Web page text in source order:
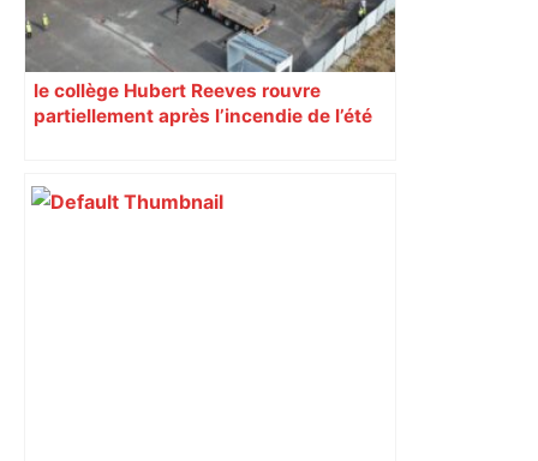
le collège Hubert Reeves rouvre
partiellement après l’incendie de l’été